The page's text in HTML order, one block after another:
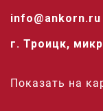
info@ankorn.ru
г. Троицк,
Показать на